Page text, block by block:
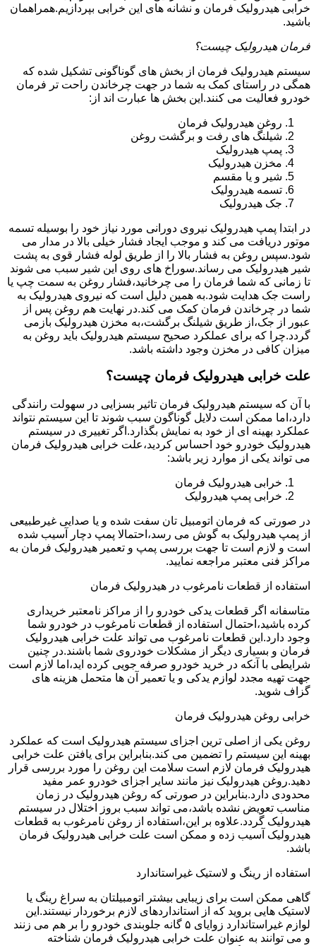
خرابی هیدرولیک فرمان و نشانه های این خرابی بپردازیم.همراهمان
باشید.
فرمان هیدرولیک چیست؟
سیستم هیدرولیک فرمان از بخش های گوناگونی تشکیل شده که
همگی در راستای کمک به شما در جهت چرخاندن راحت تر فرمان
خودرو فعالیت می کنند.این بخش ها عبارت اند از:
روغن هیدرولیک فرمان
شیلنگ های رفت و برگشت روغن
پمپ هیدرولیک
مخزن هیدرولیک
شیر و یا مقسم
تسمه هیدرولیک
جک هیدرولیک
در ابتدا پمپ هیدرولیک نیروی دورانی مورد نیاز خود را بوسیله تسمه
موتور دریافت می کند و موجب ایجاد فشار خیلی بالا در مدار می
شود.سپس روغن به فشار بالا را از طریق لوله فشار قوی به پشت
شیر هیدرولیک می رساند.سوراخ های روی این شیر سبب می شوند
تا زمانی که شما فرمان را می چرخانید،فشار روغن به سمت چپ یا
راست جک هدایت شود.به همین دلیل است که نیروی هیدرولیک به
شما در چرخاندن فرمان کمک می کند.در نهایت هم روغن پس از
عبور از جک،از طریق شیلنگ برگشت،به مخزن هیدرولیک بازمی
گردد.چرا که برای عملکرد صحیح سیستم هیدرولیک باید روغن به
میزان کافی در مخزن وجود داشته باشد.
علت خرابی هیدرولیک فرمان چیست؟
با آن که سیستم هیدرولیک فرمان تاثیر بسزایی در سهولت رانندگی
دارد،اما ممکن است دلایل گوناگون سبب شوند تا این سیستم نتواند
عملکرد بهینه ای از خود به نمایش بگذارد.اگر تغییری در سیستم
هیدرولیک خودرو خود احساس کردید،علت خرابی هیدرولیک فرمان
می تواند یکی از موارد زیر باشد:
خرابی هیدرولیک فرمان
خرابی پمپ هیدرولیک
در صورتی که فرمان اتومبیل تان سفت شده و یا صدایی غیرطبیعی
از پمپ هیدرولیک به گوش می رسد،احتمالا پمپ دچار آسیب شده
است و لازم است تا جهت بررسی پمپ و تعمیر هیدرولیک فرمان به
مراکز فنی معتبر مراجعه نمایید.
استفاده از قطعات نامرغوب در هیدرولیک فرمان
متاسفانه اگر قطعات یدکی خودرو را از مراکز نامعتبر خریداری
کرده باشید،احتمال استفاده از قطعات نامرغوب در خودرو شما
وجود دارد.این قطعات نامرغوب می تواند علت خرابی هیدرولیک
فرمان و بسیاری دیگر از مشکلات خودروی شما باشند.در چنین
شرایطی با آنکه در خرید خودرو صرفه جویی کرده اید،اما لازم است
جهت تهیه مجدد لوازم یدکی و یا تعمیر آن ها متحمل هزینه های
گزاف شوید.
خرابی روغن هیدرولیک فرمان
روغن یکی از اصلی ترین اجزای سیستم هیدرولیک است که عملکرد
بهینه این سیستم را تضمین می کند.بنابراین برای یافتن علت خرابی
هیدرولیک فرمان لازم است سلامت این روغن را مورد بررسی قرار
دهید.روغن هیدرولیک نیز مانند سایر اجزای خودرو عمر مفید
محدودی دارد.بنابراین در صورتی که روغن هیدرولیک در زمان
مناسب تعویض نشده باشد،می تواند سبب بروز اختلال در سیستم
هیدرولیک گردد.علاوه بر این،استفاده از روغن نامرغوب به قطعات
هیدرولیک آسیب زده و ممکن است علت خرابی هیدرولیک فرمان
باشد.
استفاده از رینگ و لاستیک غیراستاندارد
گاهی ممکن است برای زیبایی بیشتر اتومبیلتان به سراغ رینگ یا
لاستیک هایی بروید که از استانداردهای لازم برخوردار نیستند.این
لوازم غیراستاندارد زوایای ۵ گانه جلوبندی خودرو را بر هم می زنند
و می توانند به عنوان علت خرابی هیدرولیک فرمان شناخته